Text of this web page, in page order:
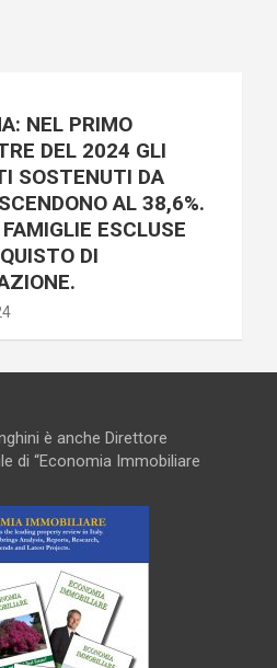
NEL PRIMO
DEL 2024 GLI
SOSTENUTI DA
AL 38,6%.
ESCLUSE
DI
è anche Direttore
di “Economia Immobiliare